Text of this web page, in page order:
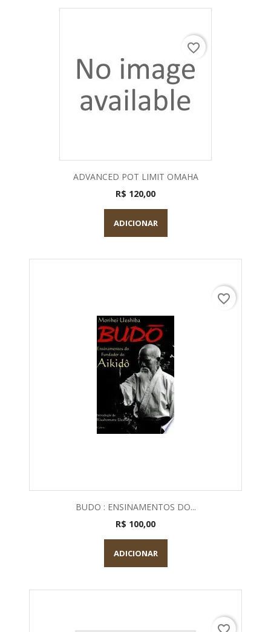
ADVANCED POT LIMIT OMAHA
R$ 120,00
ADICIONAR
favorite_border
BUDO : ENSINAMENTOS DO...
R$ 100,00
ADICIONAR
favorite_border